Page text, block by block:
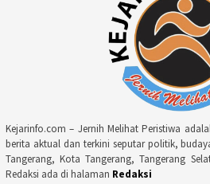
Kejarinfo.com – Jernih Melihat Peristiwa
berita aktual dan terkini seputar politik,
Tangerang, Kota Tangerang, Tangerang
Redaksi ada di halaman Redaksi